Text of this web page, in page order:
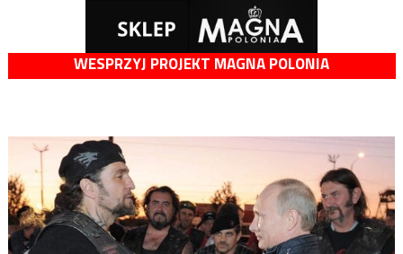
WESPRZYJ PROJEKT MAGNA POLONIA